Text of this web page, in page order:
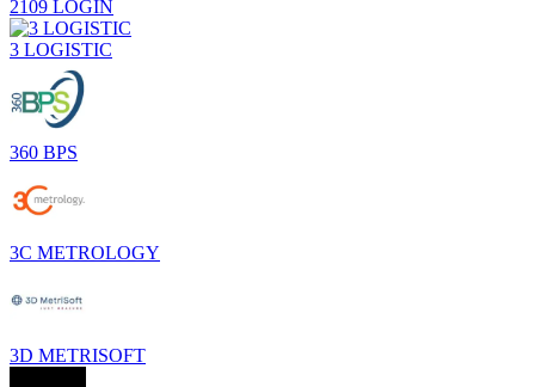
2109 LOGIN
3 LOGISTIC
360 BPS
3C METROLOGY
3D METRISOFT